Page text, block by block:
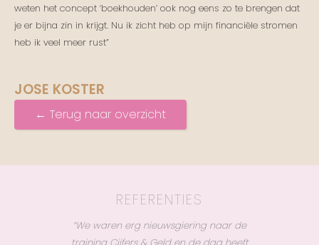
weten het concept ‘boekhouden’ ook nog eens zo te brengen dat
je er bijna zin in krijgt. Nu ik zicht heb op mijn financiële stromen
heb ik veel meer rust”
JOSE KOSTER
← Terug naar overzicht
REFERENTIES
“We waren erg nieuwsgiering naar de